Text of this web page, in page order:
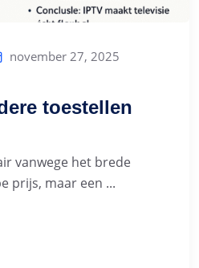
november 27, 2025
toestellen
vanwege het brede
prijs, maar een ...